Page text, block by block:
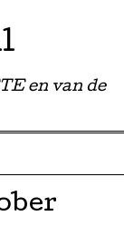
en van de